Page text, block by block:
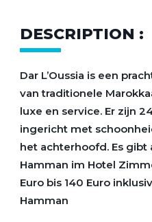
DESCRIPTION :
Dar L’Oussia is een
van traditionele
luxe en service. Er zijn
ingericht met
het achterhoofd. Es gibt
Hamman im Hotel
Euro bis 140 Euro
Hamman